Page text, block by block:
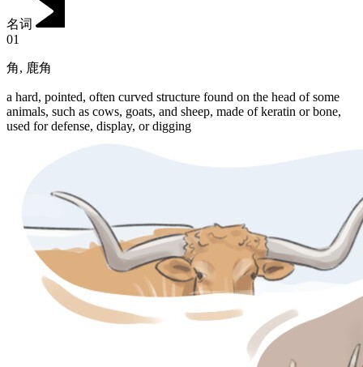
名词
01
角, 鹿角
a hard, pointed, often curved structure found on the head of some
animals, such as cows, goats, and sheep, made of keratin or bone,
used for defense, display, or digging